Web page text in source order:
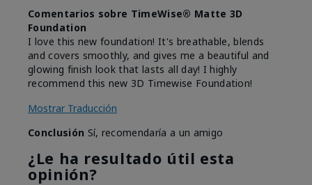
Comentarios sobre TimeWise® Matte 3D
Foundation
I love this new foundation! It's breathable, blends
and covers smoothly, and gives me a beautiful and
glowing finish look that lasts all day! I highly
recommend this new 3D Timewise Foundation!
Mostrar Traducción
Conclusión Sí, recomendaría a un amigo
¿Le ha resultado útil esta
opinión?